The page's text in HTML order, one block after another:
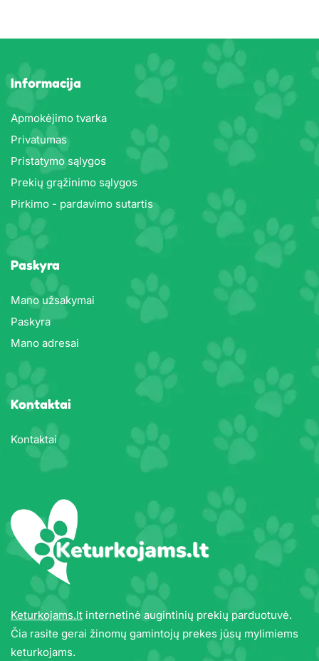
Informacija
Apmokėjimo tvarka
Privatumas
Pristatymo sąlygos
Prekių grąžinimo sąlygos
Pirkimo - pardavimo sutartis
Paskyra
Mano užsakymai
Paskyra
Mano adresai
Kontaktai
Kontaktai
Keturkojams.lt internetinė augintinių prekių parduotuvė.
Čia rasite gerai žinomų gamintojų prekes jūsų mylimiems
keturkojams.